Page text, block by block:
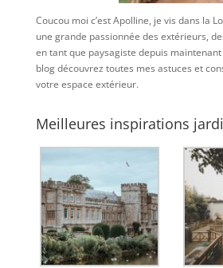
Coucou moi c’est Apolline, je vis dans la
une grande passionnée des extérieurs,
en tant que paysagiste depuis
blog découvrez toutes mes astuces et
votre espace extérieur.
Meilleures inspirations